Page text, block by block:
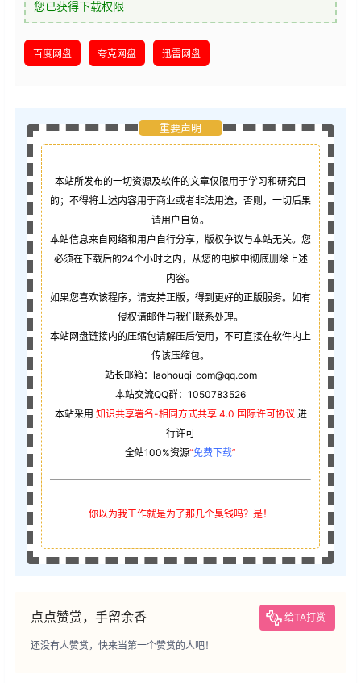
您已获得下载权限
百度网盘 夸克网盘 迅雷网盘
重要声明
本站所发布的一切资源及软件的文章仅限用于学习和研究目
的；不得将上述内容用于商业或者非法用途，否则，一切后果
请用户自负。
本站信息来自网络和用户自行分享，版权争议与本站无关。您
必须在下载后的24个小时之内，从您的电脑中彻底删除上述
内容。
如果您喜欢该程序，请支持正版，得到更好的正版服务。如有
侵权请邮件与我们联系处理。
本站网盘链接内的压缩包请解压后使用，不可直接在软件内上
传该压缩包。
站长邮箱：laohouqi_com@qq.com
本站交流QQ群：1050783526
本站采用 知识共享署名-相同方式共享 4.0 国际许可协议 进
行许可
全站100%资源“免费下载”
你以为我工作就是为了那几个臭钱吗？是！
点点赞赏，手留余香 给TA打赏
还没有人赞赏，快来当第一个赞赏的人吧！